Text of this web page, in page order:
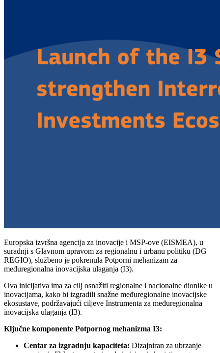
Europska izvršna agencija za inovacije i MSP-ove (EISMEA), u
suradnji s Glavnom upravom za regionalnu i urbanu politiku (DG
REGIO), službeno je pokrenula Potporni mehanizam za
međuregionalna inovacijska ulaganja (I3).
Ova inicijativa ima za cilj osnažiti regionalne i nacionalne dionike u
inovacijama, kako bi izgradili snažne međuregionalne inovacijske
ekosustave, podržavajući ciljeve Instrumenta za međuregionalna
inovacijska ulaganja (I3).
Ključne komponente Potpornog mehanizma I3:
Centar za izgradnju kapaciteta: Dizajniran za ubrzanje